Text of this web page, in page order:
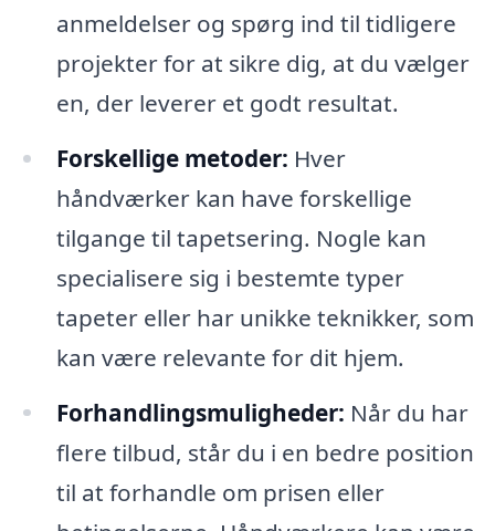
anmeldelser og spørg ind til tidligere
projekter for at sikre dig, at du vælger
en, der leverer et godt resultat.
Forskellige metoder: Hver
håndværker kan have forskellige
tilgange til tapetsering. Nogle kan
specialisere sig i bestemte typer
tapeter eller har unikke teknikker, som
kan være relevante for dit hjem.
Forhandlingsmuligheder: Når du har
flere tilbud, står du i en bedre position
til at forhandle om prisen eller